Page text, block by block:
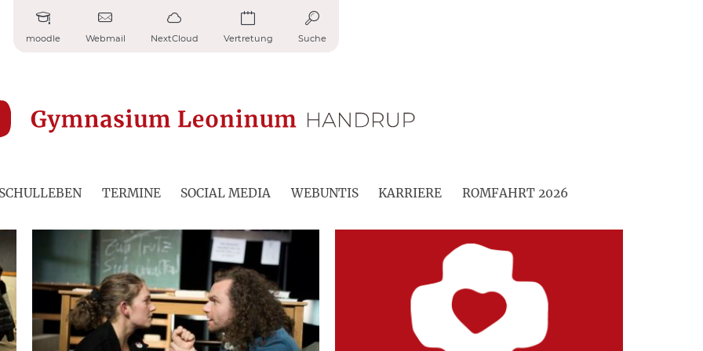
moodle Webmail NextCloud Vertretung Suche
SCHULLEBEN TERMINE SOCIAL MEDIA WEBUNTIS KARRIERE ROMFAHRT 2026